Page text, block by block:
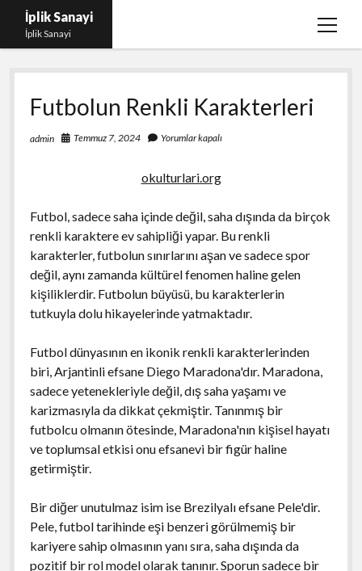
İplik Sanayi
İplik Sanayi
menüyü
Facebook Beğeni Arttırma Bedava
Igtv Yorum Çoğaltma Şifresiz
Instagram Beğeni Satın Al Türk
Sayfa Listesi
Futbolun Renkli Karakterleri
admin Temmuz 7, 2024 Yorumlar kapalı
okulturlari.org
Futbol, sadece saha içinde değil, saha dışında da birçok
renkli karaktere ev sahipliği yapar. Bu renkli
karakterler, futbolun sınırlarını aşan ve sadece spor
değil, aynı zamanda kültürel fenomen haline gelen
kişiliklerdir. Futbolun büyüsü, bu karakterlerin
tutkuyla dolu hikayelerinde yatmaktadır.
Futbol dünyasının en ikonik renkli karakterlerinden
biri, Arjantinli efsane Diego Maradona'dır. Maradona,
sadece yetenekleriyle değil, dış saha yaşamı ve
karizmasıyla da dikkat çekmiştir. Tanınmış bir
futbolcu olmanın ötesinde, Maradona'nın kişisel hayatı
ve toplumsal etkisi onu efsanevi bir figür haline
getirmiştir.
Bir diğer unutulmaz isim ise Brezilyalı efsane Pele'dir.
Pele, futbol tarihinde eşi benzeri görülmemiş bir
kariyere sahip olmasının yanı sıra, saha dışında da
pozitif bir rol model olarak tanınır. Sporun sadece bir